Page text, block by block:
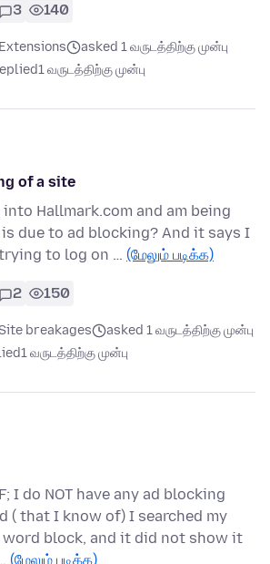
3 140
Extensions
asked 1 வருடத்திற்கு முன்பு
1 வருடத்திற்கு முன்பு
of a site
Hallmark.com and am being
due to ad blocking? And it says I
to log on … (மேலும் படிக்க)
2 150
Site breakages
asked 1 வருடத்திற்கு முன்பு
1 வருடத்திற்கு முன்பு
I do NOT have any ad blocking
( that I know of) I searched my
block, and it did not show it
(மேலும் படிக்க)